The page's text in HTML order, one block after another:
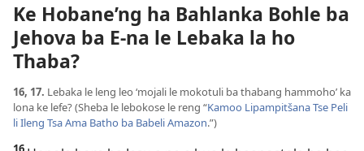
Ke Hobane’ng ha Bahlanka Bohle ba
Jehova ba E-na le Lebaka la ho
Thaba?
16, 17. Lebaka le leng leo ‘mojali le mokotuli ba thabang hammoho’ ka
lona ke lefe? (Sheba le lebokose le reng “Kamoo Lipampitšana Tse Peli
li Ileng Tsa Ama Batho ba Babeli Amazon.”)